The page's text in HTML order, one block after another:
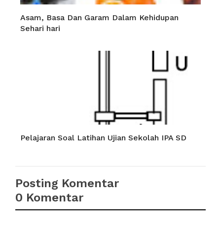
Asam, Basa Dan Garam Dalam Kehidupan
Sehari hari
Pelajaran Soal Latihan Ujian Sekolah IPA SD
Posting Komentar
0 Komentar